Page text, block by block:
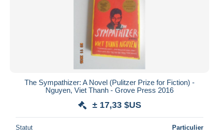
The Sympathizer: A Novel (Pulitzer Prize for Fiction) -
Nguyen, Viet Thanh - Grove Press 2016
± 17,33 $US
Statut Particulier